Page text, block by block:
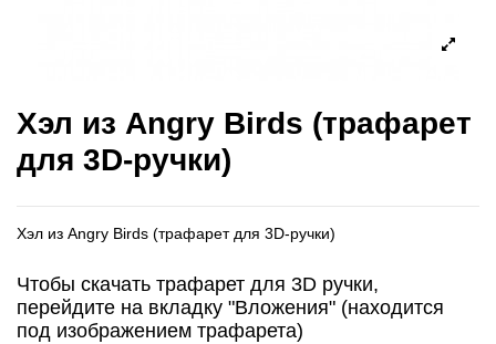
Хэл из Angry Birds (трафарет
для 3D-ручки)
Хэл из Angry Birds (трафарет для 3D-ручки)
Чтобы скачать трафарет для 3D ручки,
перейдите на вкладку "Вложения" (находится
под изображением трафарета)